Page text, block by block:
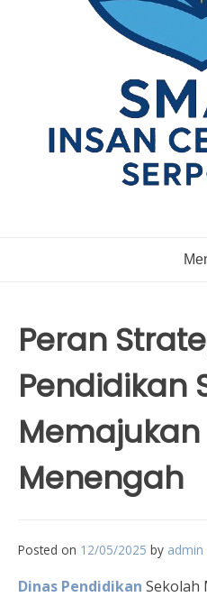
Peran
Pendidikan
Menengah
Posted on 12/05/2025 by admin
Dinas Pendidikan Sekolah